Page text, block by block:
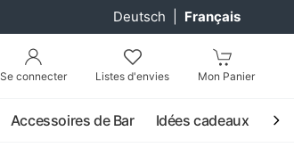
Deutsch Français
Se connecter Listes d'envies Mon Panier
Accessoires de Bar Idées cadeaux